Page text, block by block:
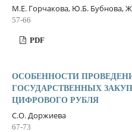
М.Е. Горчакова, Ю.Б. Бубнова,
57-66
PDF
ОСОБЕННОСТИ
ГОСУДАРСТВЕННЫХ
ЦИФРОВОГО РУБЛЯ
С.О. Доржиева
67-73